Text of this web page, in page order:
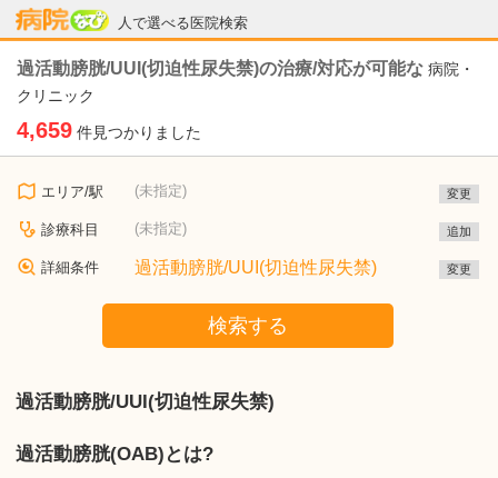
人で選べる医院検索
病院なび
過活動膀胱/UUI(切迫性尿失禁)の治療/対応が可能な 病院・
クリニック
4,659 件見つかりました
エリア/駅 (未指定) 変更
診療科目 (未指定) 追加
詳細条件 過活動膀胱/UUI(切迫性尿失禁) 変更
検索する
過活動膀胱/UUI(切迫性尿失禁)
過活動膀胱(OAB)とは?